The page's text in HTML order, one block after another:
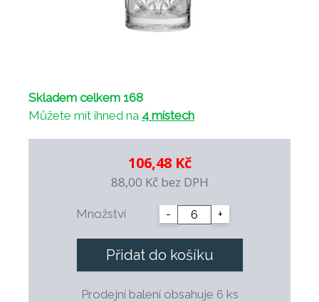
Skladem celkem 168
Můžete mít ihned na 4 místech
106,48 Kč
88,00 Kč bez DPH
Množství - +
Přidat do košíku
Prodejní balení obsahuje 6 ks